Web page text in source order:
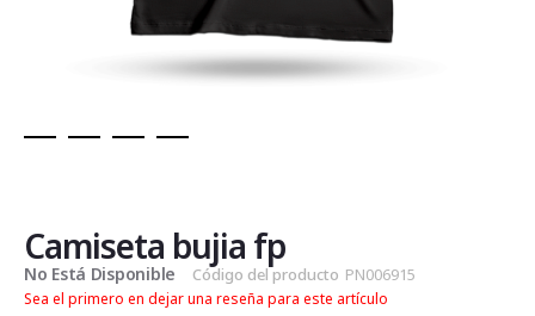
de
la
galería
de
Camiseta bujia fp
No Está Disponible Código del producto PN006915
Sea el primero en dejar una reseña para este artículo